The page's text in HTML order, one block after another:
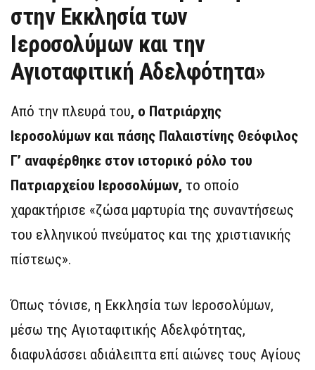
στην Εκκλησία των
Ιεροσολύμων και την
Αγιοταφιτική Αδελφότητα»
Από την πλευρά του, ο Πατριάρχης
Ιεροσολύμων και πάσης Παλαιστίνης Θεόφιλος
Γ’ αναφέρθηκε στον ιστορικό ρόλο του
Πατριαρχείου Ιεροσολύμων, το οποίο
χαρακτήρισε «ζώσα μαρτυρία της συναντήσεως
του ελληνικού πνεύματος και της χριστιανικής
πίστεως».
Όπως τόνισε, η Εκκλησία των Ιεροσολύμων,
μέσω της Αγιοταφιτικής Αδελφότητας,
διαφυλάσσει αδιάλειπτα επί αιώνες τους Αγίους